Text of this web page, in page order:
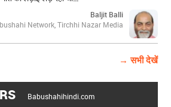
Baljit Balli
Network, Tirchhi Nazar Media
→ सभी देखें
Babushahihindi.com